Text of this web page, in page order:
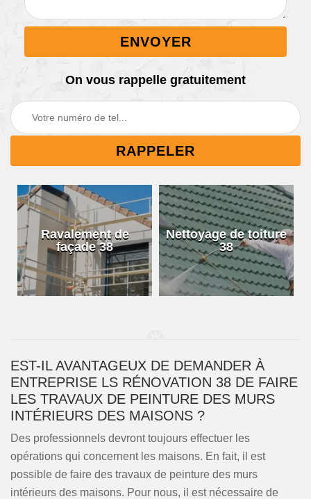
On vous rappelle gratuitement
Ravalement de
façade 38
Nettoyage de toiture
38
EST-IL AVANTAGEUX DE DEMANDER À
ENTREPRISE LS RÉNOVATION 38 DE FAIRE
LES TRAVAUX DE PEINTURE DES MURS
INTÉRIEURS DES MAISONS ?
Des professionnels devront toujours effectuer les
opérations qui concernent les maisons. En fait, il est
possible de faire des travaux de peinture des murs
intérieurs des maisons. Pour nous, il est nécessaire de